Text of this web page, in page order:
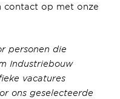
contact op met onze
personen die
Industriebouw
vacatures
ons geselecteerde